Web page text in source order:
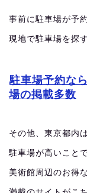
事前に駐車場が予
現地で駐車場を探
駐車場予約な
場の掲載多数
その他、東京都内は
駐車場が高いこと
美術館周辺のお得